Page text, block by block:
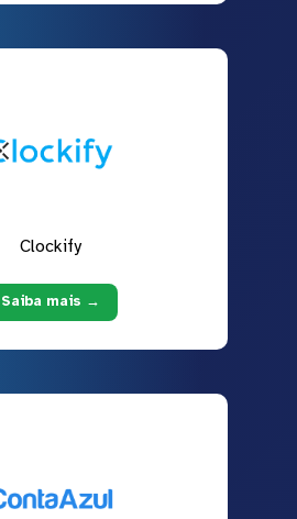
Clockify
Saiba mais →